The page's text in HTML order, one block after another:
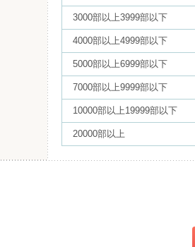
3000部以上3999部以下
4000部以上4999部以下
5000部以上6999部以下
7000部以上9999部以下
10000部以上19999部以下
20000部以上